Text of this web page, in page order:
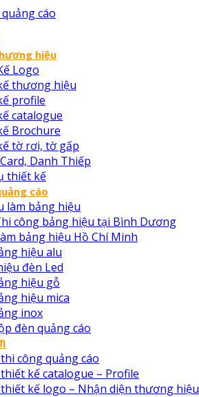
hiệu
Logo
thương hiệu
profile
catalogue
Brochure
tờ rơi, tờ gấp
Danh Thiếp
thiết kế
cáo
làm bảng hiệu
công bảng hiệu tại Bình Dương
bảng hiệu Hồ Chí Minh
hiệu alu
đèn Led
hiệu gỗ
hiệu mica
inox
đèn quảng cáo
công quảng cáo
kế catalogue – Profile
kế logo – Nhận diện thương hiệu